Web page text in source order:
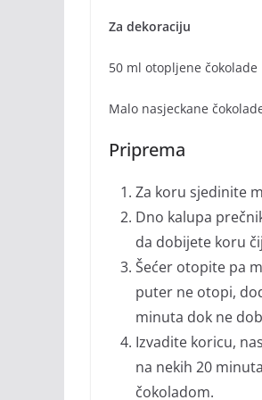
Za dekoraciju
50 ml otopljene čokolade
Malo nasjeckane
Priprema
Za koru sjedinite
Dno kalupa
da dobijete koru
Šećer otopite pa
puter ne otopi,
minuta dok ne
Izvadite koricu,
na nekih 20
čokoladom.